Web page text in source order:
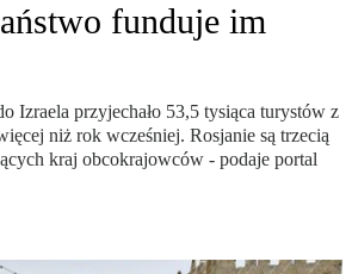
funduje im
Izraela przyjechało 53,5 tysiąca turystów z
niż rok wcześniej. Rosjanie są trzecią
kraj obcokrajowców - podaje portal